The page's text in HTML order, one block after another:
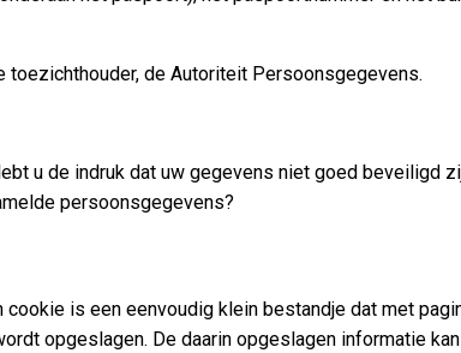
toezichthouder, de Autoriteit Persoonsgegevens.
u de indruk dat uw gegevens niet goed beveiligd
persoonsgegevens?
is een eenvoudig klein bestandje dat met
opgeslagen. De daarin opgeslagen informatie